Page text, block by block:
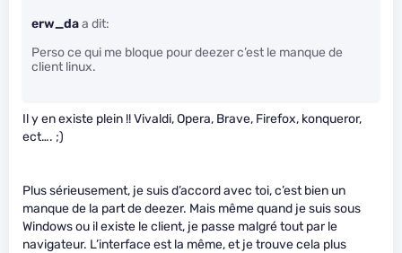
erw_daa dit:
Perso ce qui me bloque pour deezer c’est le manque de
client linux.
Il y en existe plein !! Vivaldi, Opera, Brave, Firefox, konqueror,
ect…. ;)
Plus sérieusement, je suis d’accord avec toi, c’est bien un
manque de la part de deezer. Mais même quand je suis sous
Windows ou il existe le client, je passe malgré tout par le
navigateur. L’interface est la même, et je trouve cela plus